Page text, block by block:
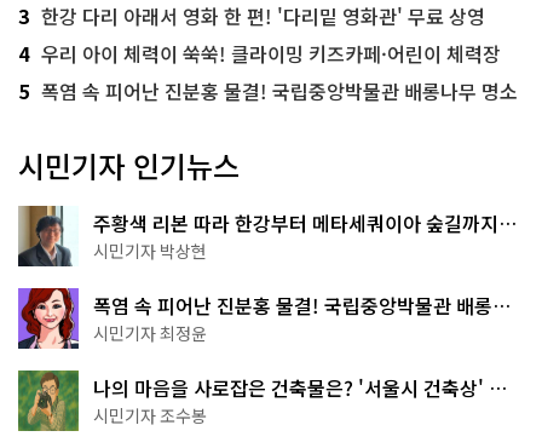
3 한강 다리 아래서 영화 한 편! '다리밑 영화관' 무료 상영
4 우리 아이 체력이 쑥쑥! 클라이밍 키즈카페·어린이 체력장
5 폭염 속 피어난 진분홍 물결! 국립중앙박물관 배롱나무 명소
시민기자 인기뉴스
주황색 리본 따라 한강부터 메타세쿼이아 숲길까지…
서울둘레길 15코스
시민기자 박상현
폭염 속 피어난 진분홍 물결! 국립중앙박물관 배롱나
무 명소
시민기자 최정윤
나의 마음을 사로잡은 건축물은? '서울시 건축상' 수
상작 공개!
시민기자 조수봉